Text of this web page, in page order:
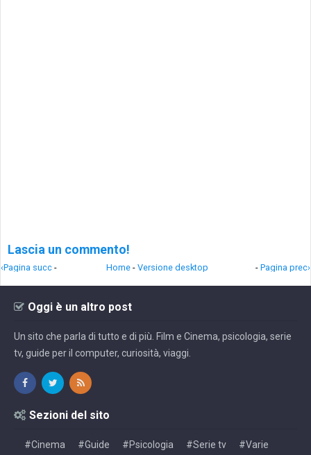
Lascia un commento!
‹Pagina succ - - Pagina prec›
Home - Versione desktop
Oggi è un altro post
Un sito che parla di tutto e di più. Film e Cinema, psicologia, serie
tv, guide per il computer, curiosità, viaggi.
Sezioni del sito
#Cinema #Guide #Psicologia #Serie tv #Varie